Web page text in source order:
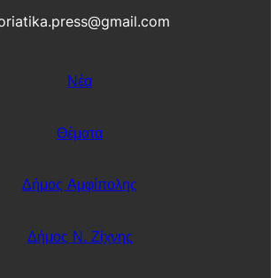
Νέα
Θέματα
Δήμος Αμφίπολης
Δήμος Ν. Ζίχνης